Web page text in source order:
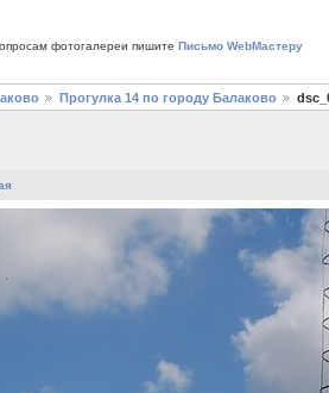
фотогалереи пишите Письмо WebМастеру
Прогулка 14 по городу Балаково